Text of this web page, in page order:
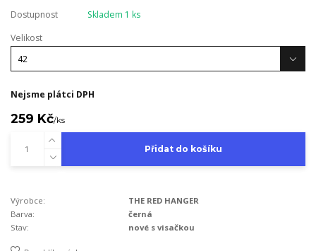
Dostupnost
Skladem 1 ks
Velikost
Nejsme plátci DPH
259 Kč/ks
Přidat do košíku
Výrobce:
THE RED HANGER
Barva:
černá
Stav:
nové s visačkou